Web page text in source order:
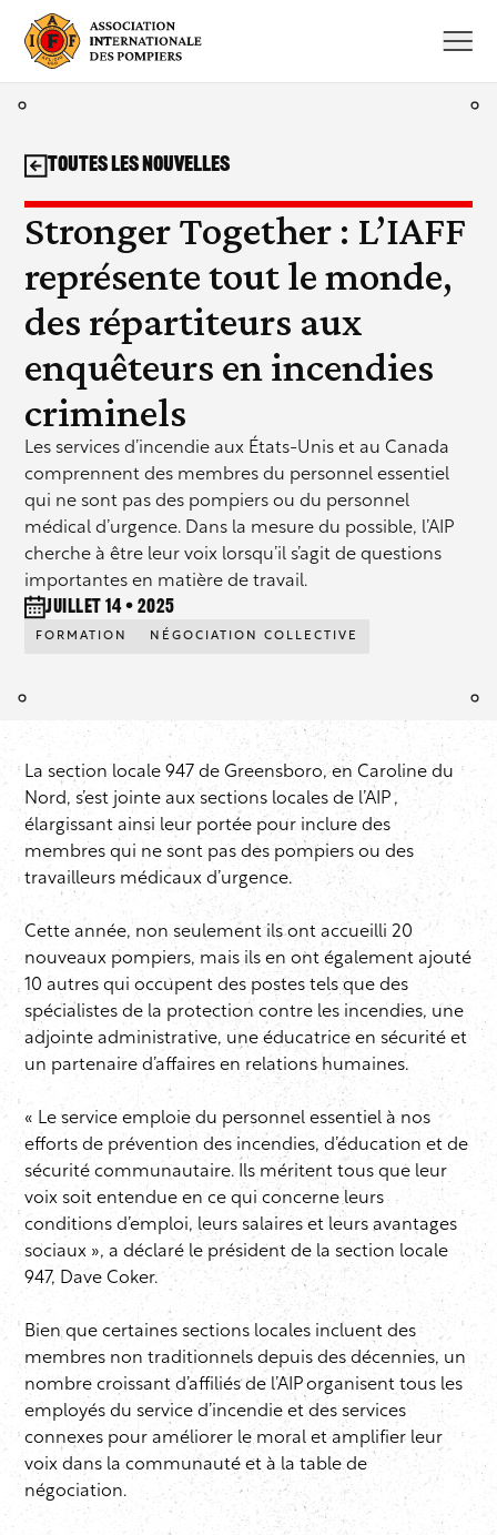
contenu
Stronger Together : L’IAFF
représente tout le monde,
des répartiteurs aux
enquêteurs en incendies
criminels
Les services d’incendie aux États-Unis et au Canada
comprennent des membres du personnel essentiel
qui ne sont pas des pompiers ou du personnel
médical d’urgence. Dans la mesure du possible, l’AIP
cherche à être leur voix lorsqu’il s’agit de questions
importantes en matière de travail.
juillet 14 • 2025
FORMATION NÉGOCIATION COLLECTIVE
Toutes les nouvelles
La section locale 947 de Greensboro, en Caroline du
Nord, s’est jointe aux sections locales de l’AIP ,
élargissant ainsi leur portée pour inclure des
membres qui ne sont pas des pompiers ou des
travailleurs médicaux d’urgence.
Cette année, non seulement ils ont accueilli 20
nouveaux pompiers, mais ils en ont également ajouté
10 autres qui occupent des postes tels que des
spécialistes de la protection contre les incendies, une
adjointe administrative, une éducatrice en sécurité et
un partenaire d’affaires en relations humaines.
« Le service emploie du personnel essentiel à nos
efforts de prévention des incendies, d’éducation et de
sécurité communautaire. Ils méritent tous que leur
voix soit entendue en ce qui concerne leurs
conditions d’emploi, leurs salaires et leurs avantages
sociaux », a déclaré le président de la section locale
947, Dave Coker.
Bien que certaines sections locales incluent des
membres non traditionnels depuis des décennies, un
nombre croissant d’affiliés de l’AIP organisent tous les
employés du service d’incendie et des services
connexes pour améliorer le moral et amplifier leur
voix dans la communauté et à la table de
négociation.